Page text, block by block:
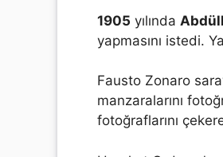
1905 yılında
yapmasını istedi.
Fausto Zonaro
manzaralarını
fotoğraflarını